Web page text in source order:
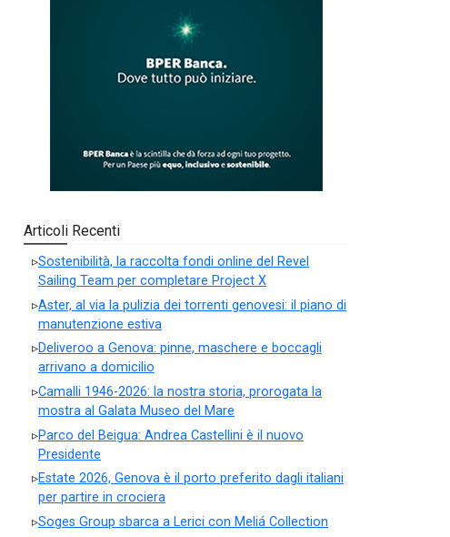
Articoli Recenti
Sostenibilità, la raccolta fondi online del Revel
Sailing Team per completare Project X
Aster, al via la pulizia dei torrenti genovesi: il piano di
manutenzione estiva
Deliveroo a Genova: pinne, maschere e boccagli
arrivano a domicilio
Camalli 1946-2026: la nostra storia, prorogata la
mostra al Galata Museo del Mare
Parco del Beigua: Andrea Castellini è il nuovo
Presidente
Estate 2026, Genova è il porto preferito dagli italiani
per partire in crociera
Soges Group sbarca a Lerici con Meliá Collection